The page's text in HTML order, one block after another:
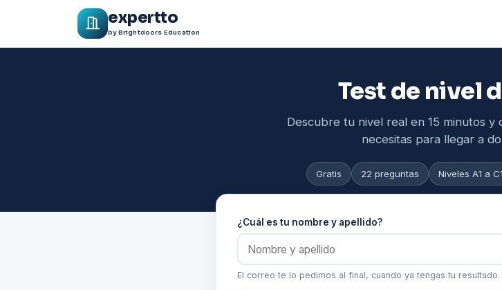
expertto
by Brightdoors Education
Test de nivel
Descubre tu nivel real en 15 minutos y
necesitas para llegar a
Gratis 22 preguntas Niveles A1 a C1
¿Cuál es tu nombre y apellido?
El correo te lo pedimos al final, cuando ya tengas tu resultado.